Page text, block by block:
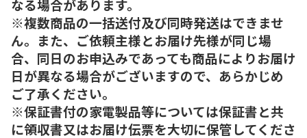
なる場合があります。
※複数商品の一括送付及び同時発送はできませ
ん。また、ご依頼主様とお届け先様が同じ場
合、同日のお申込みであっても商品によりお届け
日が異なる場合がございますので、あらかじめ
ご了承ください。
※保証書付の家電製品等については保証書と共
に領収書又はお届け伝票を大切に保管してくださ